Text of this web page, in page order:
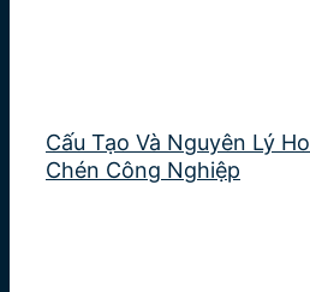
Cấu Tạo Và Nguyên Lý
Chén Công Nghiệp